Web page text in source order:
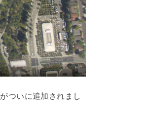
ついに追加されまし